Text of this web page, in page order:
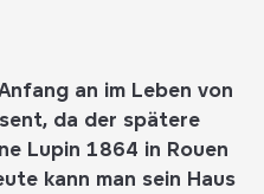
an im Leben von
da der spätere
Lupin 1864 in Rouen
kann man sein Haus